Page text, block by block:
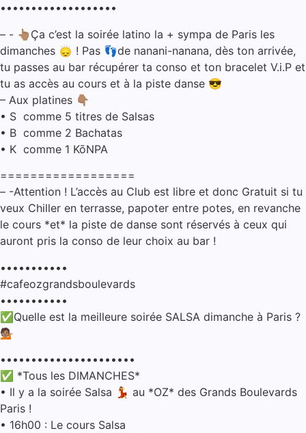
•••••••••••••••••••
– ⁠- 👆🏽Ça c’est la soirée latino la + sympa de Paris les
dimanches 🙂‍↕️ ! Pas 👣de nanani-nanana, dès ton arrivée,
tu passes au bar récupérer ta conso et ton bracelet V.i.P et
tu as accès au cours et à la piste danse 😎
– Aux platines 👇🏽
• ⁠S comme 5 titres de Salsas
• ⁠B comme 2 Bachatas
• ⁠K comme 1 KōNPA
==================
– ⁠-Attention ! L’accès au Club est libre et donc Gratuit si tu
veux Chiller en terrasse, papoter entre potes, en revanche
le cours *et* la piste de danse sont réservés à ceux qui
auront pris la conso de leur choix au bar !
•••••••••••
#cafeozgrandsboulevards
•••••••••••
✅Quelle est la meilleure soirée SALSA dimanche à Paris ?
💁🏽
••••••••••••••••••••••
✅ *Tous les DIMANCHES*
• Il y a la soirée Salsa 💃 au *OZ* des Grands Boulevards
Paris !
• ⁠16h00 : Le cours Salsa